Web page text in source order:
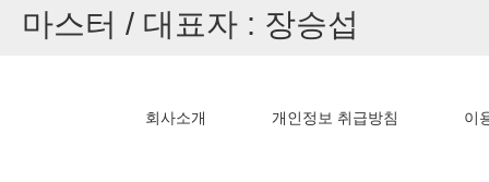
마스터 / 대표자 : 장승섭
회사소개 개인정보 취급방침 이